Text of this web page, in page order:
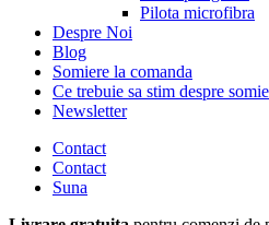
Pilota microfibra
Despre Noi
Blog
Somiere la comanda
Ce trebuie sa stim despre
Newsletter
Contact
Contact
Suna